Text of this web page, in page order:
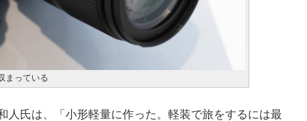
まっている
人氏は、「小形軽量に作った。軽装で旅をするには最